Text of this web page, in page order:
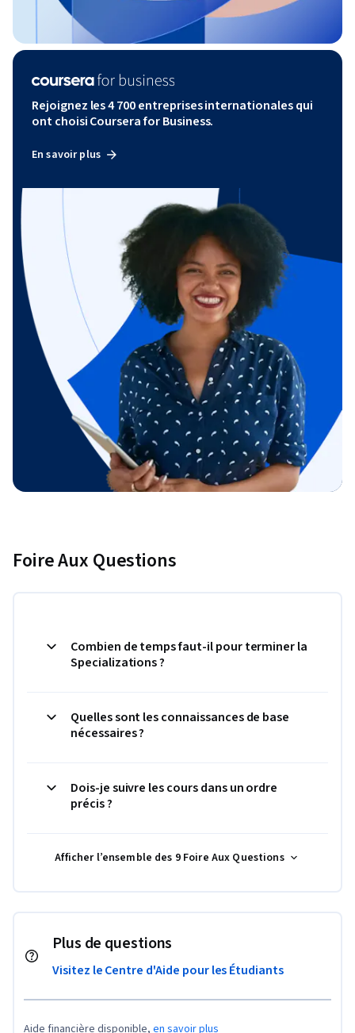
Rejoignez les 4 700 entreprises internationales qui
ont choisi Coursera for Business.
En savoir plus
Foire Aux Questions
Combien de temps faut-il pour terminer la
Specializations ?
Quelles sont les connaissances de base
nécessaires ?
Dois-je suivre les cours dans un ordre
précis ?
Afficher l’ensemble des 9 Foire Aux Questions
Plus de questions
Visitez le Centre d'Aide pour les Étudiants
Aide financière disponible, en savoir plus